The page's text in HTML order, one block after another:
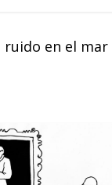
ruido en el mar